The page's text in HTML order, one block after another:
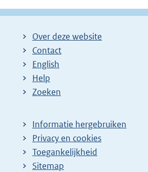
:l
Over deze website
Contact
English
Help
Zoeken
Informatie hergebruiken
Privacy en cookies
Toegankelijkheid
Sitemap